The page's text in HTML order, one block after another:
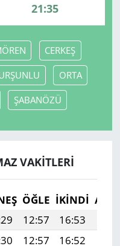
21:35
CERKEŞ
ORTA
ŞABANÖZÜ
VAKITLERI
ÖĞLE İKINDI
12:57 16:53
12:57 16:52